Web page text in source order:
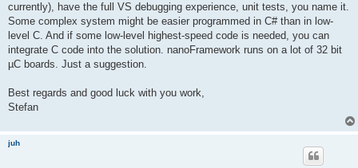
currently), have the full VS debugging experience, unit tests, you name it.
Some complex system might be easier programmed in C# than in low-
level C. And if some low-level highest-speed code is needed, you can
integrate C code into the solution. nanoFramework runs on a lot of 32 bit
µC boards. Just a suggestion.
Best regards and good luck with you work,
Stefan
juh